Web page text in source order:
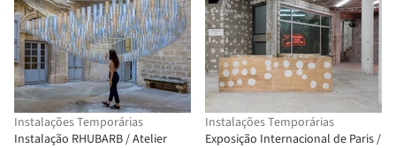
Instalações Temporárias
Instalação RHUBARB / Atelier
Instalações Temporárias
Exposição Internacional de Paris /